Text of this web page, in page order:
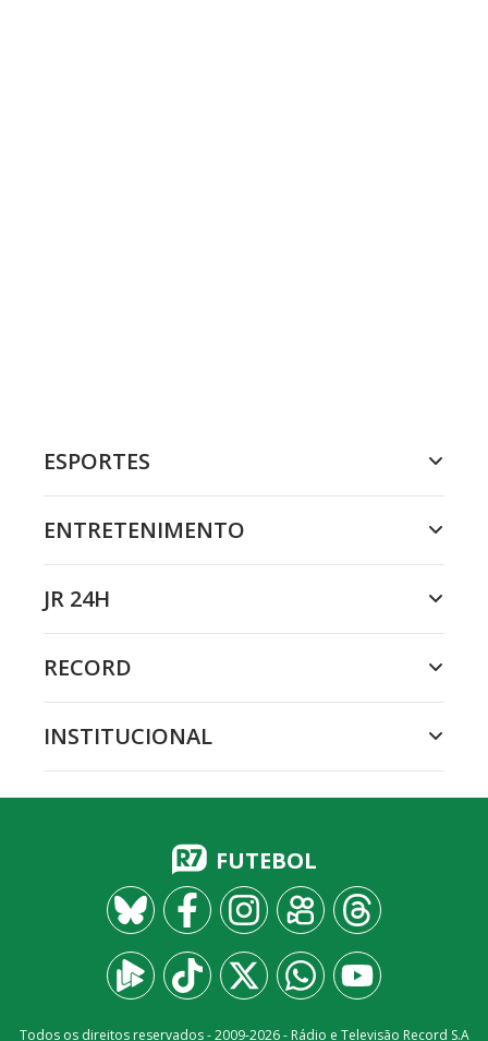
ESPORTES
ENTRETENIMENTO
JR 24H
RECORD
INSTITUCIONAL
FUTEBOL
Todos os direitos reservados - 2009-2026- Rádio e Televisão Record S.A